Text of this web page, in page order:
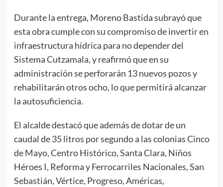
Durante la entrega, Moreno Bastida subrayó que
esta obra cumple con su compromiso de invertir en
infraestructura hídrica para no depender del
Sistema Cutzamala, y reafirmó que en su
administración se perforarán 13 nuevos pozos y
rehabilitarán otros ocho, lo que permitirá alcanzar
la autosuficiencia.
El alcalde destacó que además de dotar de un
caudal de 35 litros por segundo a las colonias Cinco
de Mayo, Centro Histórico, Santa Clara, Niños
Héroes I, Reforma y Ferrocarriles Nacionales, San
Sebastián, Vértice, Progreso, Américas,